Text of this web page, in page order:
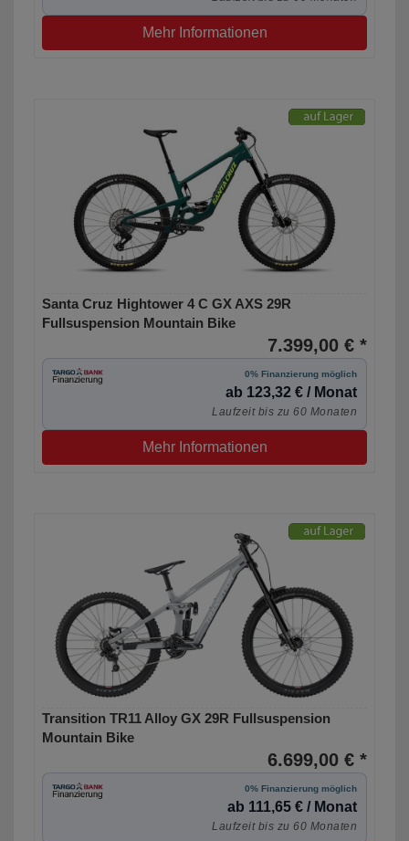
Mehr Informationen
Santa Cruz Hightower 4 C GX AXS 29R
Fullsuspension Mountain Bike
7.399,00 € *
0% Finanzierung möglich
ab 123,32 € / Monat
Laufzeit bis zu 60 Monaten
Mehr Informationen
Transition TR11 Alloy GX 29R Fullsuspension
Mountain Bike
6.699,00 € *
0% Finanzierung möglich
ab 111,65 € / Monat
Laufzeit bis zu 60 Monaten